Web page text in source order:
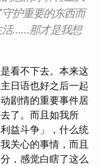
护重要的东西而
活……那才是我想
看不下去。本来这
日语也好之后一起
剧情的重要事件居
了。而且如我所
益斗争」，什么统
关心的事情，而且
，感觉白瞎了这么